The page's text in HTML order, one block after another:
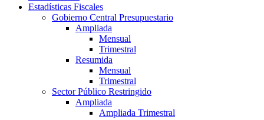
Estadísticas Fiscales
Gobierno Central Presupuestario
Ampliada
Mensual
Trimestral
Resumida
Mensual
Trimestral
Sector Público Restringido
Ampliada
Ampliada Trimestral